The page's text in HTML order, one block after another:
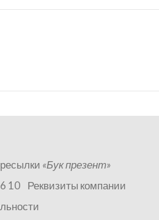
«Бук презент»
10 Реквизиты компании